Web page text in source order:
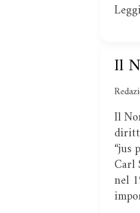
Il
Il
“jus
Carl
nel
Il
della
Terra